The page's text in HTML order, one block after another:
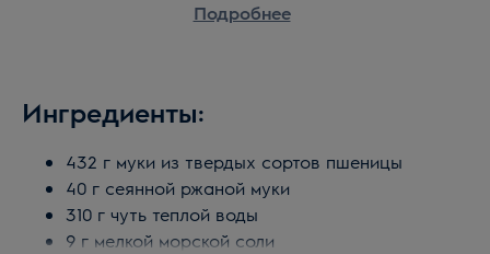
Подробнее
Ингредиенты:
432 г муки из твердых сортов пшеницы
40 г сеянной ржаной муки
310 г чуть теплой воды
9 г мелкой морской соли